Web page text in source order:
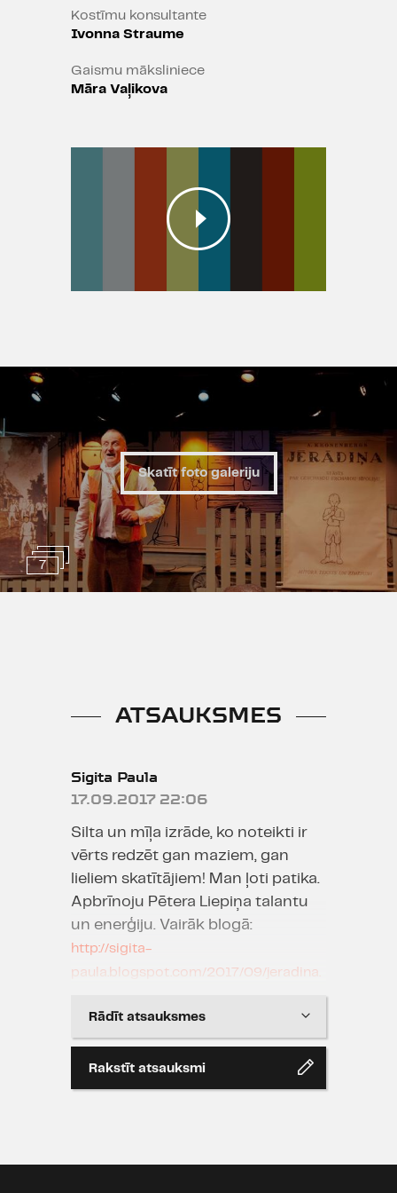
Kostīmu konsultante
Ivonna Straume
Gaismu māksliniece
Māra Vaļikova
7
Skatīt foto galeriju
ATSAUKSMES
Sigita Paula
17.09.2017 22:06
Silta un mīļa izrāde, ko noteikti ir
vērts redzēt gan maziem, gan
lieliem skatītājiem! Man ļoti patika.
Apbrīnoju Pētera Liepiņa talantu
un enerģiju. Vairāk blogā:
http://sigita-
paula.blogspot.com/2017/09/jeradina.
inga vanaga
17.09.2017 17:45
Rādīt atsauksmes
Rakstīt atsauksmi